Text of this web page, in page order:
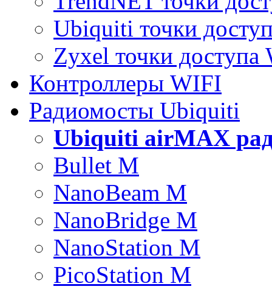
Ubiquiti точки
Zyxel точки доступа
Контроллеры WIFI
Радиомосты Ubiquiti
Ubiquiti airMAX
Bullet M
NanoBeam M
NanoBridge M
NanoStation M
PicoStation M